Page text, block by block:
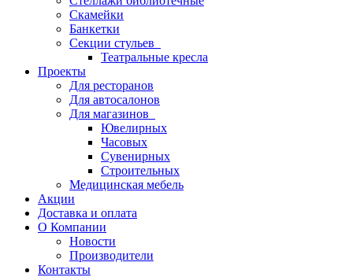
Скамейки
Банкетки
Секции стульев
Театральные кресла
Проекты
Для ресторанов
Для автосалонов
Для магазинов
Ювелирных
Часовых
Сувенирных
Строительных
Медицинская мебель
Акции
Доставка и оплата
О Компании
Новости
Производители
Контакты